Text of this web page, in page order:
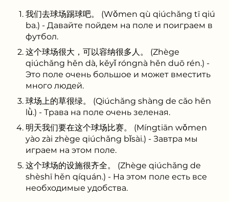
我们去球场踢球吧。 (Wǒmen qù qiúchǎng tī qiú
ba.) - Давайте пойдем на поле и поиграем в
футбол.
这个球场很大，可以容纳很多人。 (Zhège
qiúchǎng hěn dà, kěyǐ róngnà hěn duō rén.) -
Это поле очень большое и может вместить
много людей.
球场上的草很绿。 (Qiúchǎng shàng de cǎo hěn
lǜ.) - Трава на поле очень зеленая.
明天我们要在这个球场比赛。 (Míngtiān wǒmen
yào zài zhège qiúchǎng bǐsài.) - Завтра мы
играем на этом поле.
这个球场的设施很齐全。 (Zhège qiúchǎng de
shèshī hěn qíquán.) - На этом поле есть все
необходимые удобства.